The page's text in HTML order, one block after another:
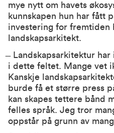
mye nytt om havets
kunnskapen hun har fått
investering for fremtiden
landskapsarkitekt.
Landskapsarkitektur har
i dette feltet. Mange vet
Kanskje
burde få et større press
kan skapes tettere bånd
felles språk. Jeg tror
oppstår på grunn av